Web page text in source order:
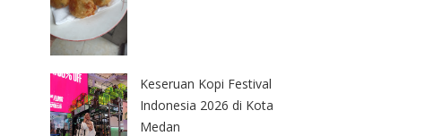
Keseruan Kopi Festival
Indonesia 2026 di Kota
Medan